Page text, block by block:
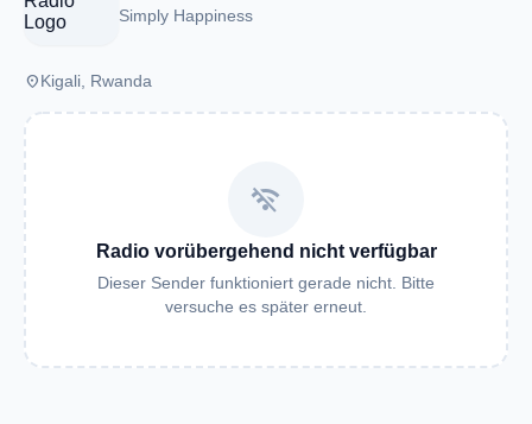
Simply Happiness
placeKigali, Rwanda
wifi_off
Radio vorübergehend nicht verfügbar
Dieser Sender funktioniert gerade nicht. Bitte
versuche es später erneut.